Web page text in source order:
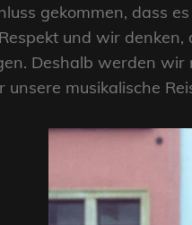
gekommen, dass
und wir
Deshalb werden wir
musikalische